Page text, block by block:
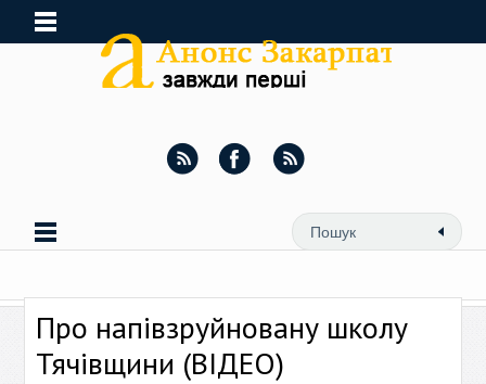
Про напівзруйновану школу
Тячівщини (ВІДЕО)